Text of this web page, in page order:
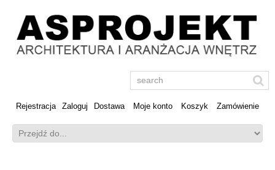
Rejestracja Zaloguj Dostawa Moje konto Koszyk Zamówienie